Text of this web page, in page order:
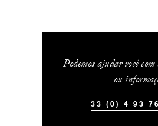
Podemos ajudar você
ou
33 (0) 4 93